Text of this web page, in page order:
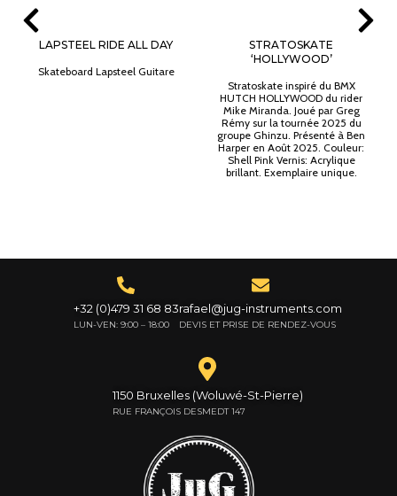
LAPSTEEL RIDE ALL DAY
Skateboard Lapsteel Guitare
STRATOSKATE
‘HOLLYWOOD’
Stratoskate inspiré du BMX
HUTCH HOLLYWOOD du rider
Mike Miranda. Joué par Greg
Rémy sur la tournée 2025 du
groupe Ghinzu. Présenté à Ben
Harper en Août 2025. Couleur:
Shell Pink Vernis: Acrylique
brillant. Exemplaire unique.
+32 (0)479 31 68 83
LUN-VEN: 9:00 – 18:00
rafael@jug-instruments.com
DEVIS ET PRISE DE RENDEZ-VOUS
1150 Bruxelles (Woluwé-St-Pierre)
RUE FRANÇOIS DESMEDT 147